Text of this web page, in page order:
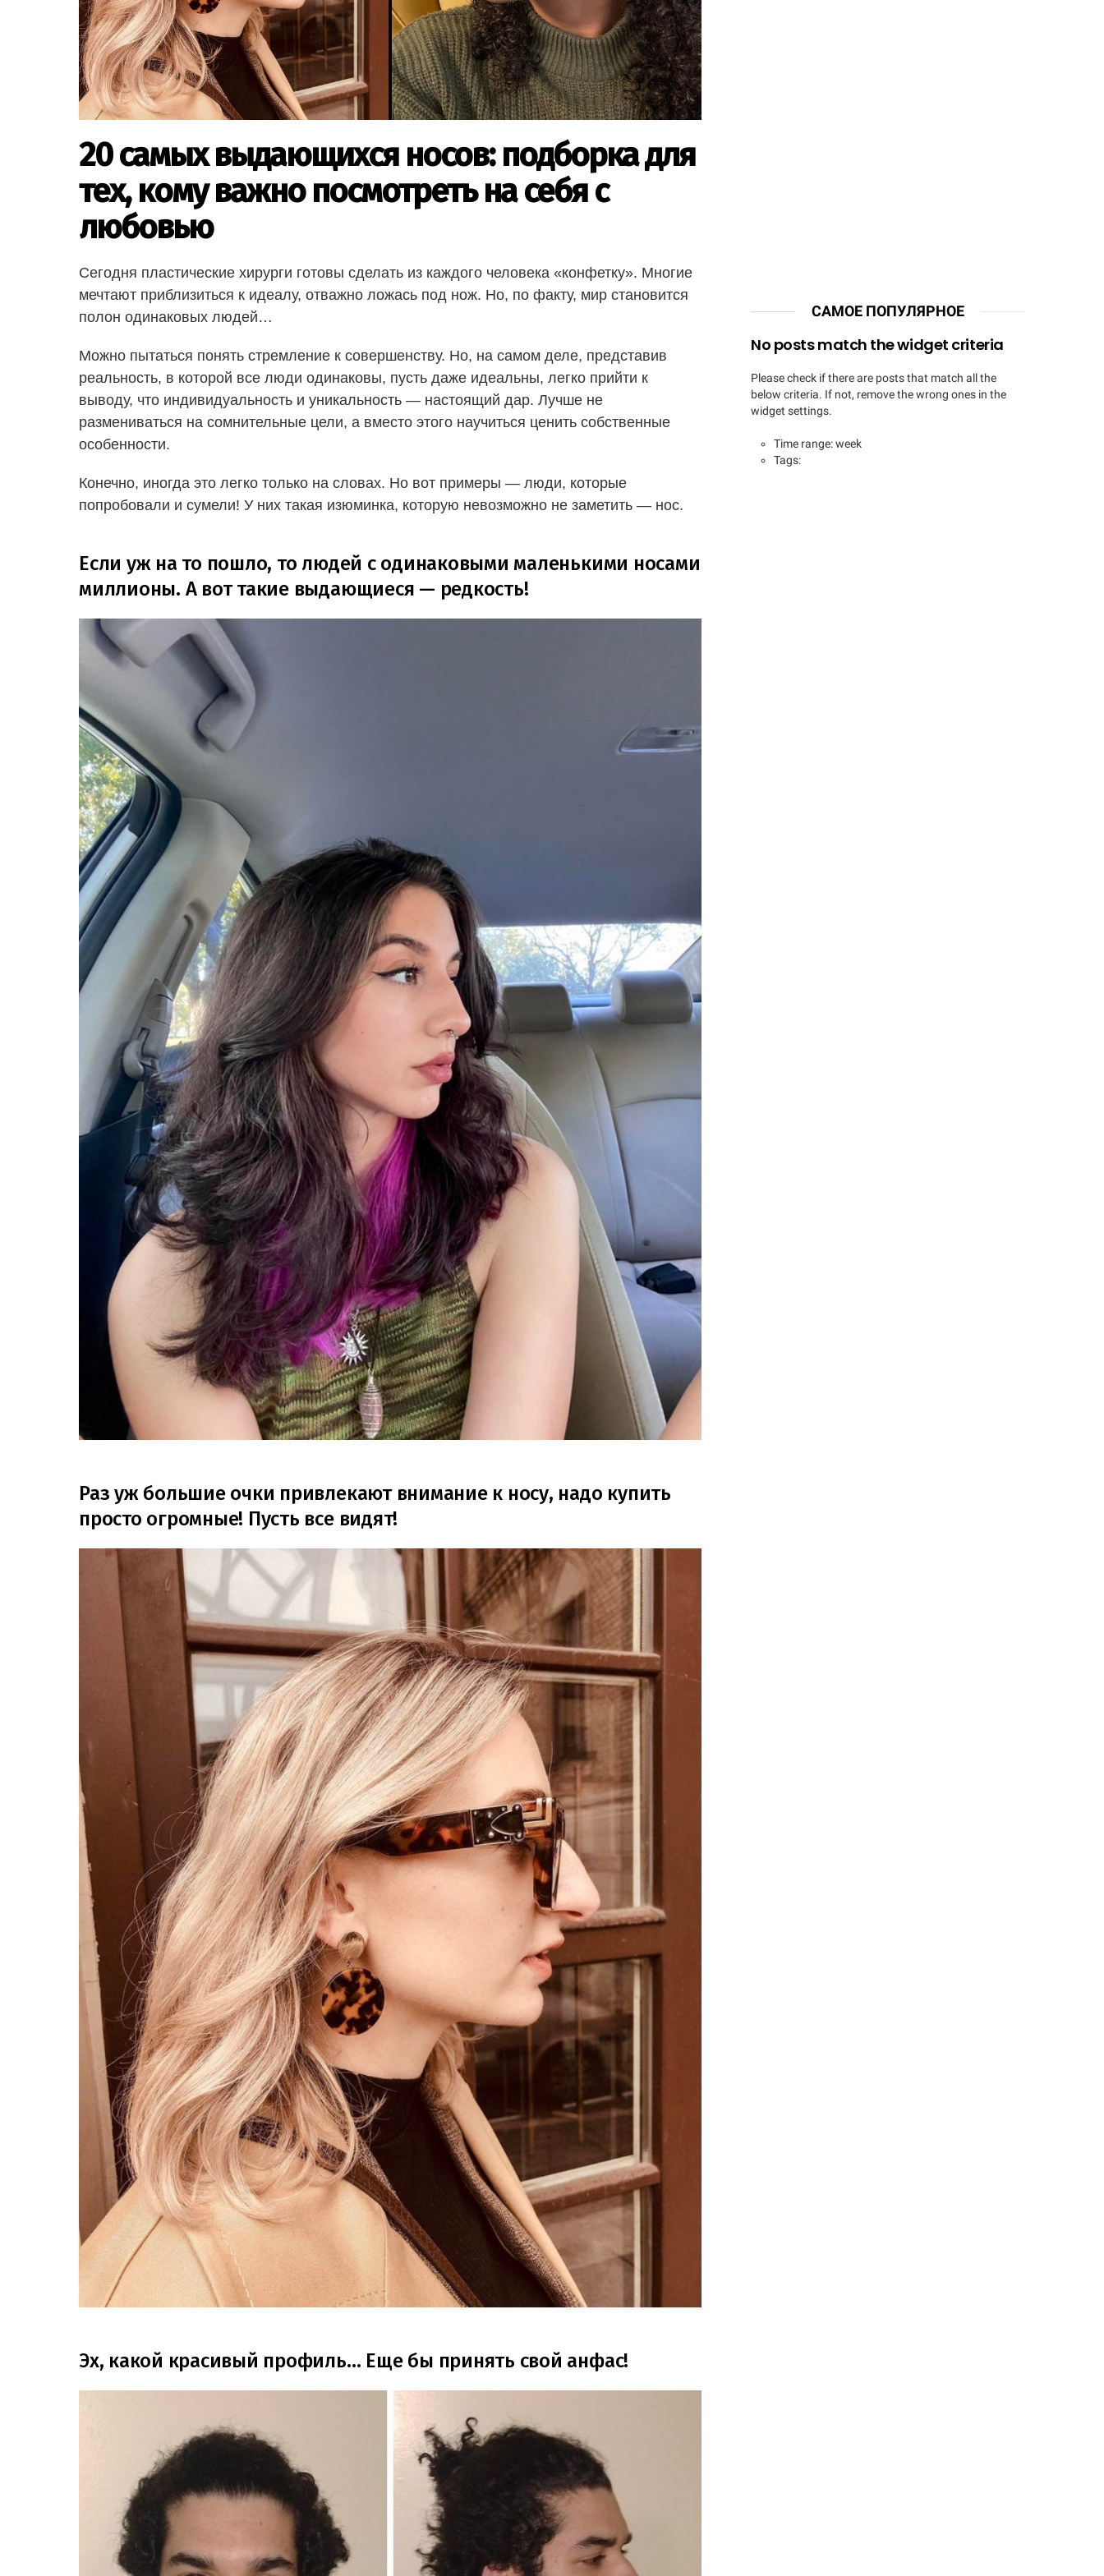
20 самых выдающихся носов: подборка для
тех, кому важно посмотреть на себя с
любовью
Сегодня пластические хирурги готовы сделать из каждого человека «конфетку». Многие
мечтают приблизиться к идеалу, отважно ложась под нож. Но, по факту, мир становится
полон одинаковых людей…
Можно пытаться понять стремление к совершенству. Но, на самом деле, представив
реальность, в которой все люди одинаковы, пусть даже идеальны, легко прийти к
выводу, что индивидуальность и уникальность — настоящий дар. Лучше не
размениваться на сомнительные цели, а вместо этого научиться ценить собственные
особенности.
Конечно, иногда это легко только на словах. Но вот примеры — люди, которые
попробовали и сумели! У них такая изюминка, которую невозможно не заметить — нос.
Если уж на то пошло, то людей с одинаковыми маленькими носами
миллионы. А вот такие выдающиеся — редкость!
Раз уж большие очки привлекают внимание к носу, надо купить
просто огромные! Пусть все видят!
Эх, какой красивый профиль… Еще бы принять свой анфас!
САМОЕ ПОПУЛЯРНОЕ
No posts match the widget criteria
Please check if there are posts that match all the
below criteria. If not, remove the wrong ones in the
widget settings.
Time range: week
Tags: